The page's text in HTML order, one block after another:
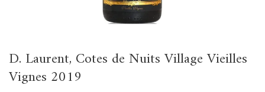
D. Laurent, Cotes de Nuits Village Vieilles
Vignes 2019